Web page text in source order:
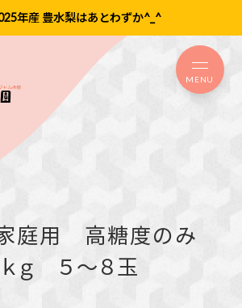
年産 豊水梨はあとわずか^_^
MENU
庭用 高糖度のみ
ｋｇ ５～８玉